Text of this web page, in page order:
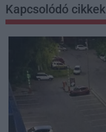
Kapcsolódó cikkek